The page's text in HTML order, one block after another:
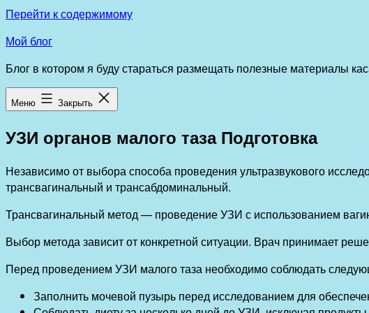
Перейти к содержимому
Мой блог
Блог в котором я буду стараться размещать полезные материалы
Меню Закрыть
УЗИ органов малого таза Подготовка
Независимо от выбора способа проведения ультразвукового
трансвагинальный и трансабдоминальный.
Трансвагинальный метод — проведение УЗИ с использованием
Выбор метода зависит от конкретной ситуации. Врач принимает
Перед проведением УЗИ малого таза необходимо соблюдать
Заполнить мочевой пузырь перед исследованием для